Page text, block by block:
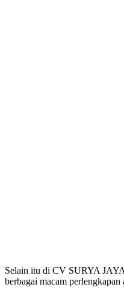
Selain itu di CV SURYA
berbagai macam perlengkapan